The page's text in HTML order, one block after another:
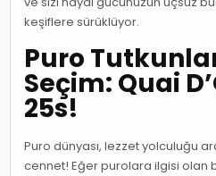
keşiflere sürüklüyor.
Puro
Seçim: Quai
25s!
Puro dünyası, lezzet yolculuğu
cennet! Eğer purolara ilgisi olan